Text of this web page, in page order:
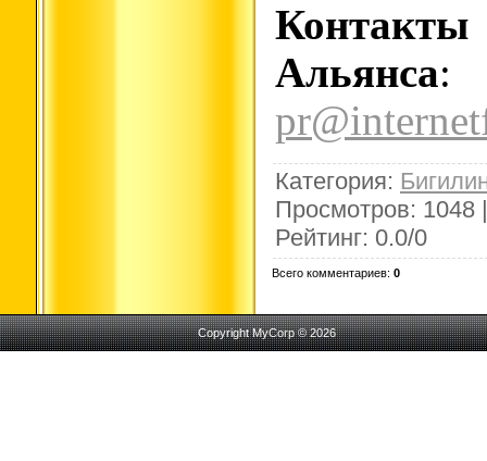
Альянса:
Категория:
Просмотров: 1048
Рейтинг: 0.0/0
Всего комментариев: 0
Copyright MyCorp © 2026